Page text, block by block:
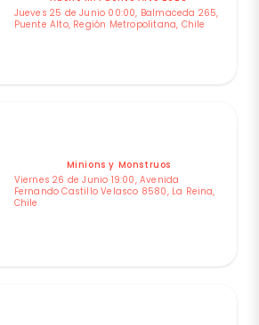
Jueves 25 de Junio 00:00, Balmaceda 265,
Puente Alto, Región Metropolitana, Chile
Minions y Monstruos
Viernes 26 de Junio 19:00, Avenida
Fernando Castillo Velasco 8580, La Reina,
Chile